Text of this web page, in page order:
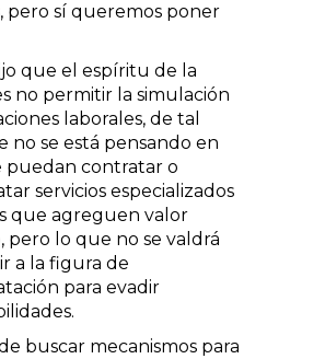
pero sí queremos poner
que el espíritu de la
no permitir la simulación
laborales, de tal
no se está pensando en
puedan contratar o
servicios especializados
que agreguen valor
pero lo que no se valdrá
a la figura de
para evadir
buscar mecanismos para